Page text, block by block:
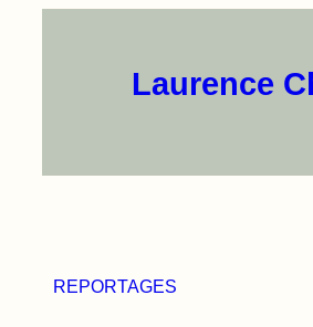
Laurence
REPORTAGES